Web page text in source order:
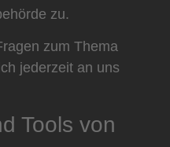
zu.
zum Thema
jederzeit an uns
Tools von